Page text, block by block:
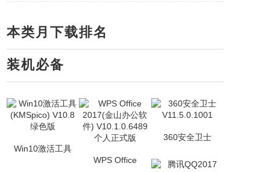
本类月下载排名
装机必备
Win10激活工具
WPS Office
360安全卫士